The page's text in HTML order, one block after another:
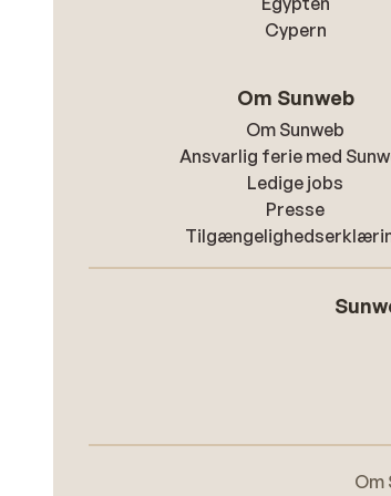
Cypern
Om Sunweb
Om Sunweb
Ansvarlig ferie med
Ledige jobs
Presse
Om